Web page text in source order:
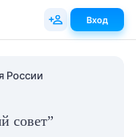
России
совет”
Вход